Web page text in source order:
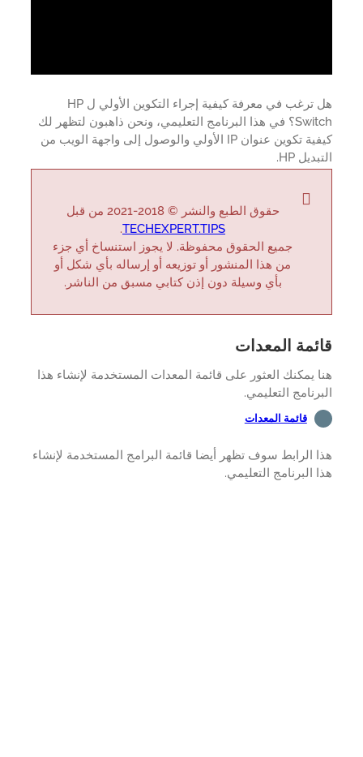
هل ترغب في معرفة كيفية إجراء التكوين الأولي ل HP
Switch؟ في هذا البرنامج التعليمي، ونحن ذاهبون لتظهر لك
كيفية تكوين عنوان IP الأولي والوصول إلى واجهة الويب من
حقوق الطبع والنشر © 2018-2021 من قبل
TECHEXPERT.TIPS
.
جميع الحقوق محفوظة. لا يجوز استنساخ أي جزء
من هذا المنشور أو توزيعه أو إرساله بأي شكل أو
بأي وسيلة دون إذن كتابي مسبق من الناشر.
المعدات
يمكنك العثور على قائمة المعدات المستخدمة لإنشاء هذا
التعليمي.
قائمة المعدات
الرابط سوف تظهر أيضا قائمة البرامج المستخدمة لإنشاء
البرنامج التعليمي.